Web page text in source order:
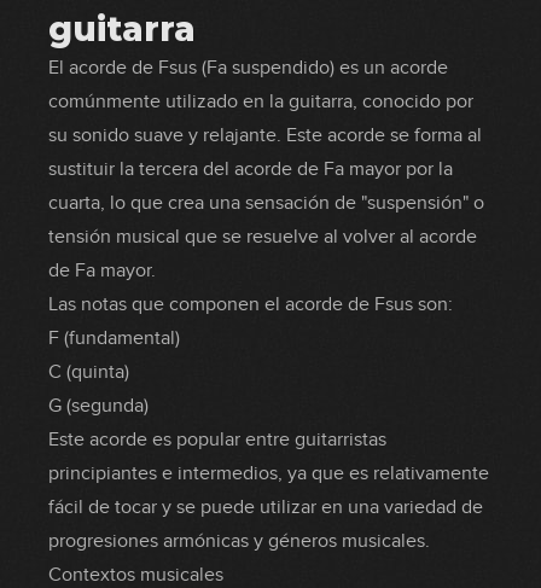
guitarra
El acorde de Fsus (Fa suspendido) es un acorde
comúnmente utilizado en la guitarra, conocido por
su sonido suave y relajante. Este acorde se forma al
sustituir la tercera del acorde de Fa mayor por la
cuarta, lo que crea una sensación de "suspensión" o
tensión musical que se resuelve al volver al acorde
de Fa mayor.
Las notas que componen el acorde de Fsus son:
F (fundamental)
C (quinta)
G (segunda)
Este acorde es popular entre guitarristas
principiantes e intermedios, ya que es relativamente
fácil de tocar y se puede utilizar en una variedad de
progresiones armónicas y géneros musicales.
Contextos musicales